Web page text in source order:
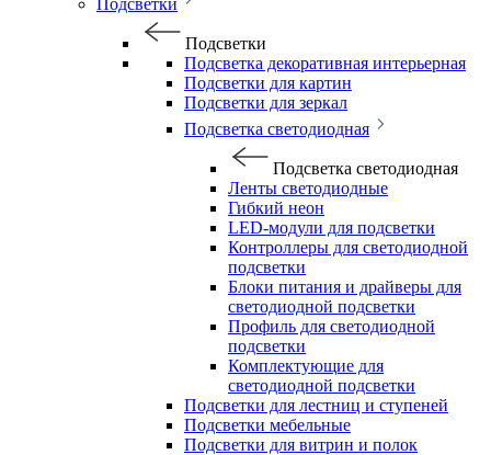
Подсветки
Подсветки
Подсветка декоративная интерьерная
Подсветки для картин
Подсветки для зеркал
Подсветка светодиодная
Подсветка светодиодная
Ленты светодиодные
Гибкий неон
LED-модули для подсветки
Контроллеры для светодиодной
подсветки
Блоки питания и драйверы для
светодиодной подсветки
Профиль для светодиодной
подсветки
Комплектующие для
светодиодной подсветки
Подсветки для лестниц и ступеней
Подсветки мебельные
Подсветки для витрин и полок